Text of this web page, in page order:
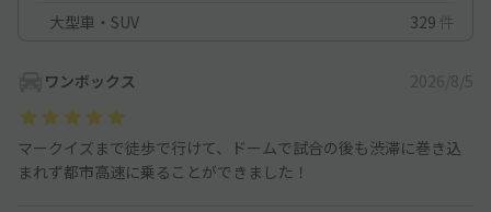
大型車・SUV
329 件
ワンボックス 2026/8/5
マークイズまで徒歩で行けて、ドームで試合の後も渋滞に巻き込
まれず都市高速に乗ることができました！